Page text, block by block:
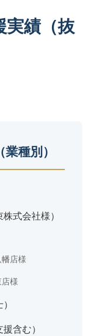
実績（抜
種別）
式会社様）
店様
様
含む）